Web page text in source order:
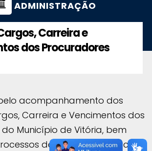
ADMINISTRAÇÃO
Carreira e
dos Procuradores
acompanhamento dos
Carreira e Vencimentos dos
Município de Vitória, bem
de Avaliação Especial